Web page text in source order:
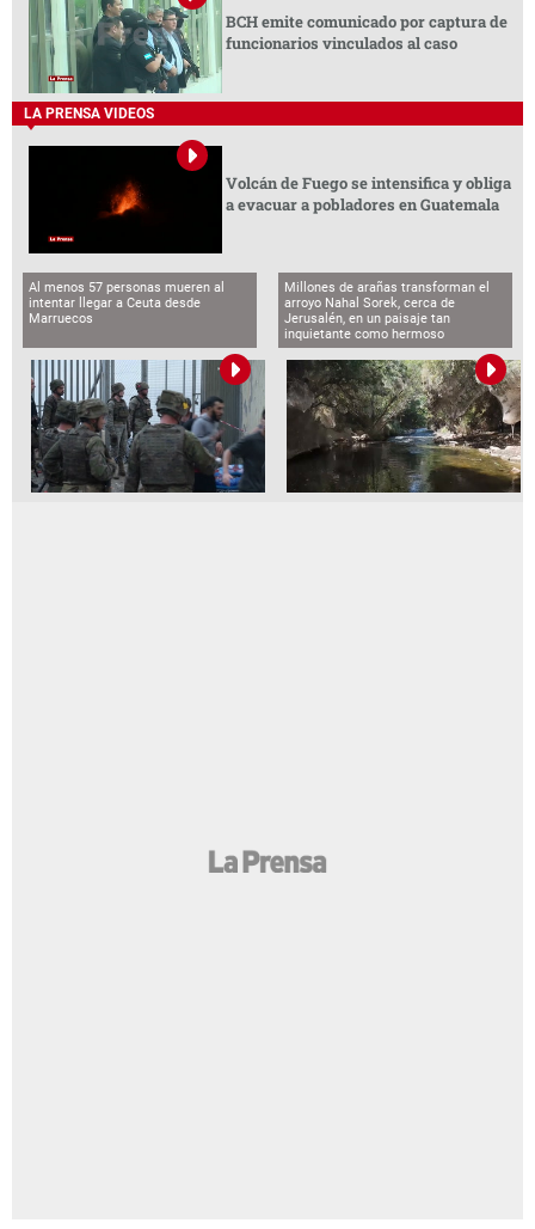
BCH emite comunicado por captura de
funcionarios vinculados al caso
LA PRENSA VIDEOS
Volcán de Fuego se intensifica y obliga
a evacuar a pobladores en Guatemala
Al menos 57 personas mueren al
intentar llegar a Ceuta desde
Marruecos
Millones de arañas transforman el
arroyo Nahal Sorek, cerca de
Jerusalén, en un paisaje tan
inquietante como hermoso